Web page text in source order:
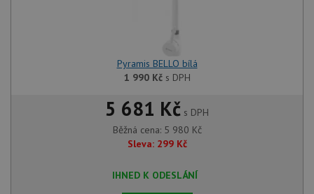
Pyramis BELLO bílá
1 990 Kčs DPH
5 681 Kč s DPH
Běžná cena: 5 980 Kč
Sleva: 299 Kč
IHNED K ODESLÁNÍ